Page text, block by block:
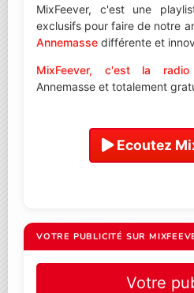
MixFeever, c'est une
exclusifs pour faire de notre
Annemasse différente et
MixFeever, c'est la radio
Annemasse et totalement
Ecoutez
VOTRE PUBLICITÉ SUR
Votre